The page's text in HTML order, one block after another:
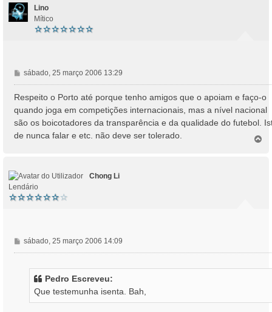
Lino
Mítico
M
e
n
g
e
sábado, 25 março 2006 13:29
Respeito o Porto até porque tenho amigos que o apoiam e faço-o
quando joga em competições internacionais, mas a nível nacional
são os boicotadores da transparência e da qualidade do futebol.
de nunca falar e etc. não deve ser tolerado.
Chong Li
Lendário
M
e
sábado, 25 março 2006 14:09
Pedro Escreveu:
Que testemunha isenta. Bah,